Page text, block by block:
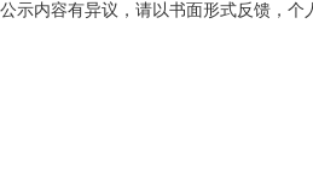
示内容有异议，请以书面形式反馈，个